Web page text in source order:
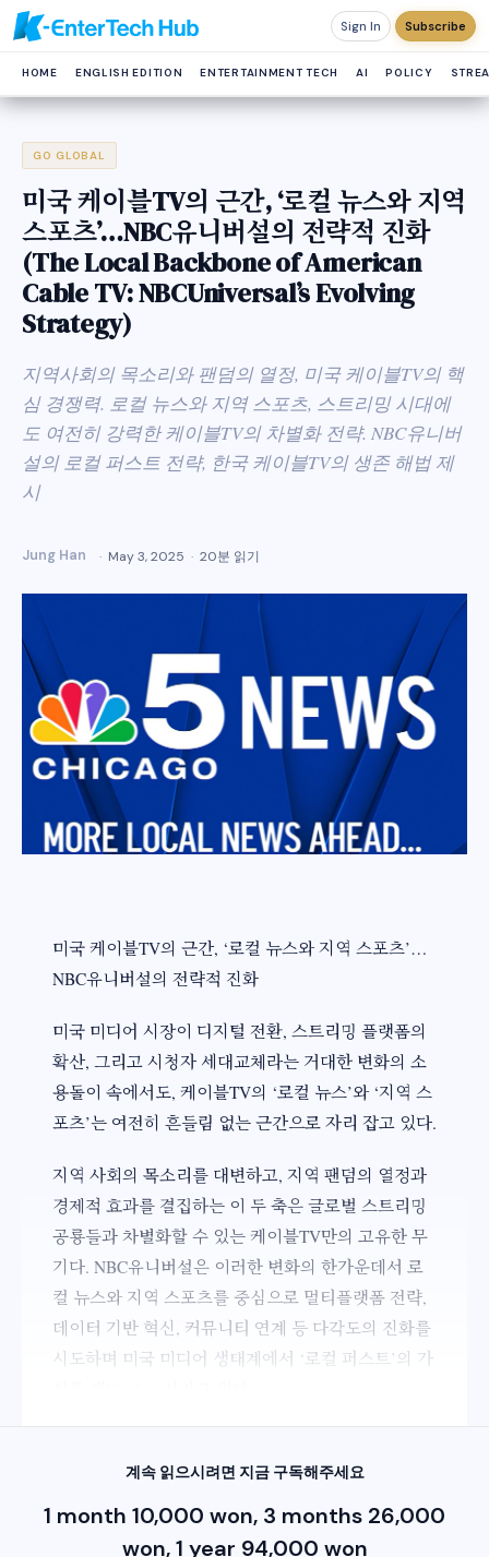
Sign In Subscribe
HOME ENGLISH EDITION ENTERTAINMENT TECH AI POLICY
GO GLOBAL
미국 케이블TV의 근간, ‘로컬 뉴스와 지역
스포츠’…NBC유니버설의 전략적 진화
(The Local Backbone of American
Cable TV: NBCUniversal’s Evolving
Strategy)
지역사회의 목소리와 팬덤의 열정, 미국 케이블TV의 핵
심 경쟁력. 로컬 뉴스와 지역 스포츠, 스트리밍 시대에
도 여전히 강력한 케이블TV의 차별화 전략. NBC유니버
설의 로컬 퍼스트 전략, 한국 케이블TV의 생존 해법 제
시
Jung Han May 3, 2025 20분 읽기
미국 케이블TV의 근간, ‘로컬 뉴스와 지역 스포츠’…
NBC유니버설의 전략적 진화
미국 미디어 시장이 디지털 전환, 스트리밍 플랫폼의
확산, 그리고 시청자 세대교체라는 거대한 변화의 소
용돌이 속에서도, 케이블TV의 ‘로컬 뉴스’와 ‘지역 스
포츠’는 여전히 흔들림 없는 근간으로 자리 잡고 있다.
지역 사회의 목소리를 대변하고, 지역 팬덤의 열정과
경제적 효과를 결집하는 이 두 축은 글로벌 스트리밍
공룡들과 차별화할 수 있는 케이블TV만의 고유한 무
기다. NBC유니버설은 이러한 변화의 한가운데서 로
컬 뉴스와 지역 스포츠를 중심으로 멀티플랫폼 전략,
데이터 기반 혁신, 커뮤니티 연계 등 다각도의 진화를
시도하며 미국 미디어 생태계에서 ‘로컬 퍼스트’의 가
계속 읽으시려면 지금 구독해주세요
1 month 10,000 won, 3 months 26,000
won, 1 year 94,000 won